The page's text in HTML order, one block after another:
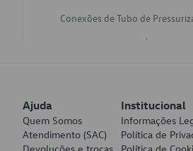
Conexões de Tubo de
Varetas de Nivel de Óleo
Discos de Freio
Juntas de Bomba de Vácuo
Ajuda
Quem Somos
Atendimento (SAC)
Institucional
Informações
Política de